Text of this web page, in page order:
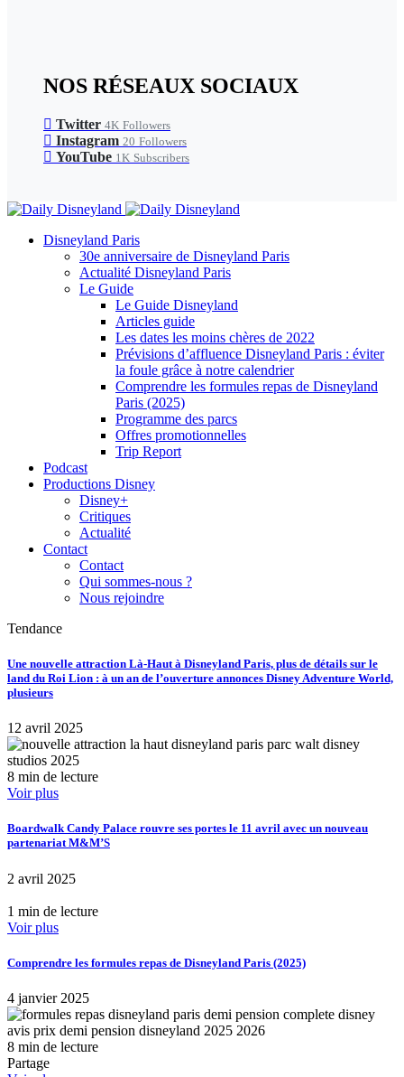
NOS RÉSEAUX SOCIAUX
Twitter 4K Followers
Instagram 20 Followers
YouTube 1K Subscribers
Disneyland Paris
30e anniversaire de Disneyland Paris
Actualité Disneyland Paris
Le Guide
Le Guide Disneyland
Articles guide
Les dates les moins chères de 2022
Prévisions d’affluence Disneyland Paris : éviter
la foule grâce à notre calendrier
Comprendre les formules repas de Disneyland
Paris (2025)
Programme des parcs
Offres promotionnelles
Trip Report
Podcast
Productions Disney
Disney+
Critiques
Actualité
Contact
Contact
Qui sommes-nous ?
Nous rejoindre
Tendance
Une nouvelle attraction Là-Haut à Disneyland Paris, plus de détails sur le
land du Roi Lion : à un an de l’ouverture annonces Disney Adventure World,
plusieurs
12 avril 2025
8 min de lecture
Voir plus
Boardwalk Candy Palace rouvre ses portes le 11 avril avec un nouveau
partenariat M&M’S
2 avril 2025
1 min de lecture
Voir plus
Comprendre les formules repas de Disneyland Paris (2025)
4 janvier 2025
8 min de lecture
Partage